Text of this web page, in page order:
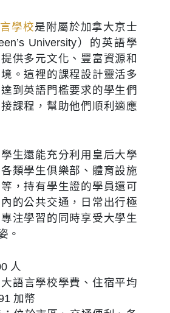
學校是附屬於加拿大京士
University）的英語學
供多元文化、豐富資源和
。這裡的課程設計靈活多
到英語門檻要求的學生們
課程，幫助他們順利適應
生還能充分利用皇后大學
類學生俱樂部、體育設施
，持有學生證的學員還可
的公共交通，日常出行極
注學習的同時享受大學生
。
人
大語言學校學費、住宿平均
加幣